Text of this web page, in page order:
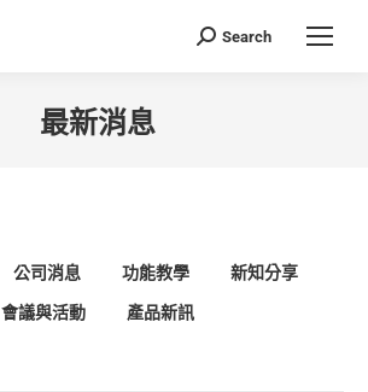
Search:
Search
最新消息
公司消息 功能教學 新知分享
會議與活動 產品新訊